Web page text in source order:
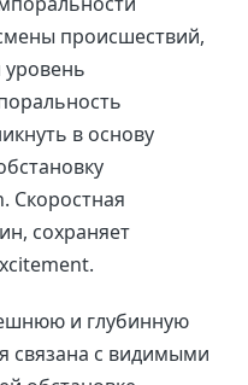
происшествий,
уровень
в основу
Скоростная
сохраняет
и глубинную
связана с видимыми